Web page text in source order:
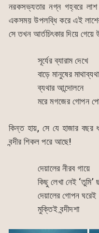
নরকসভ্যতার নগ্ন গহ্বরে
একসময় উপলব্ধি করে এই
সে তখন আর্তচিৎকার দিয়ে গেয়ে
সূর্যের ব্যারাম দেখে
বাড়ে মানুষের
ব্যথার আন্দোলনে
মরে মগজের গোপন
কিন্ত হায়, সে যে হাজার
বন্দীর শিকল পরে আছে!
দেয়ালের নীরব গায়ে
কিছু লেখা নেই ‘তুমি’
দেয়ালের গোপন ঘরেই
মুক্তিই বন্দীদশা